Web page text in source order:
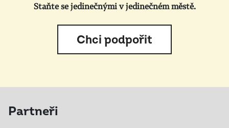
Staňte se jedinečnými v jedinečném městě.
Chci podpořit
Partneři